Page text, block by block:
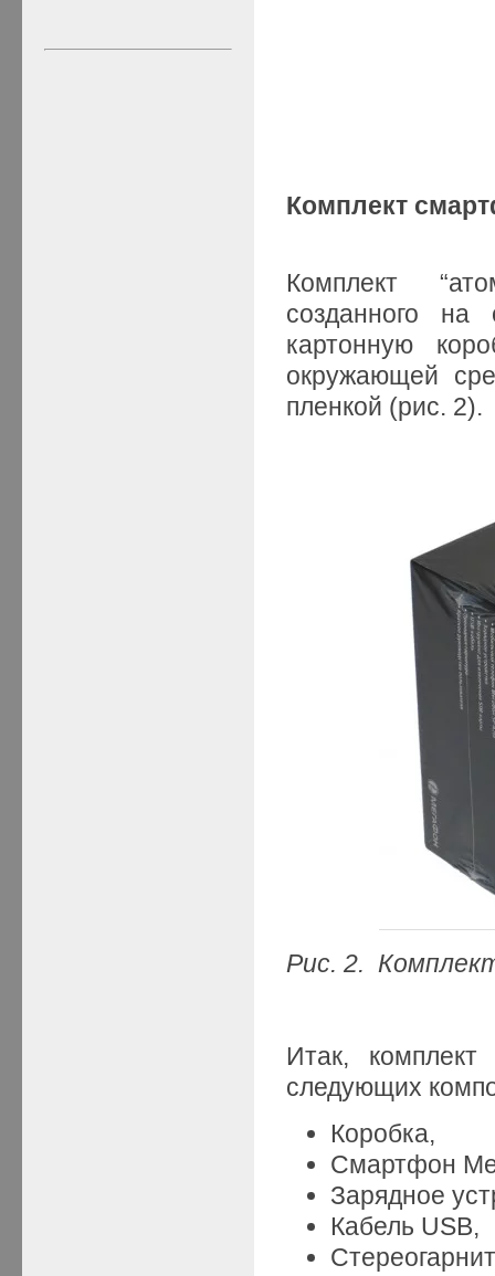
Комплект
Комплект
созданного
картонную
окружающей
пленкой (рис. 2).
Рис. 2.
Итак,
следующих
Коробка,
Смартфон
Зарядное
Кабель USB,